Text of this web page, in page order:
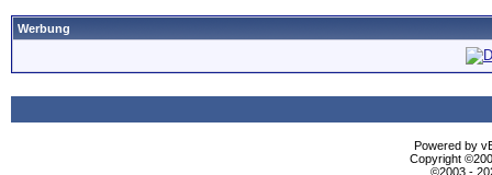
Werbung
Powered by
Copyright
©2003 -